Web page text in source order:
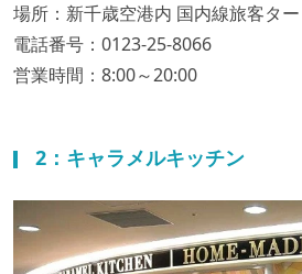
場所：新千歳空港内 国内線旅客タ
電話番号：0123-25-8066
営業時間：8:00～20:00
2：キャラメルキッチン